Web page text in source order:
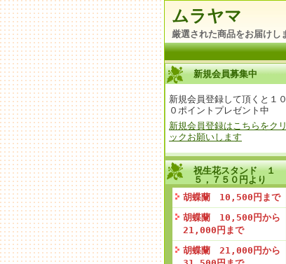
ムラヤマ
厳選された商品をお届けし
新規会員募集中
新規会員登録して頂くと１０
０ポイントプレゼント中
新規会員登録はこちらをクリ
ックお願いします
祝生花スタンド １
５，７５０円より
胡蝶蘭 10,500円まで
胡蝶蘭 10,500円から
21,000円まで
胡蝶蘭 21,000円から